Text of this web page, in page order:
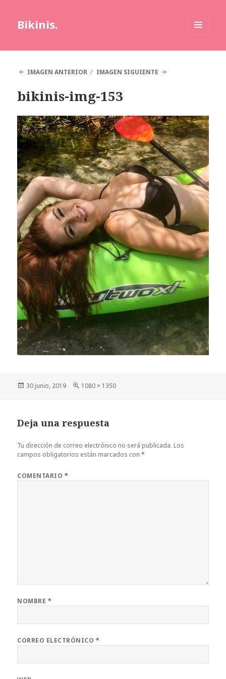
Bikinis.
IMAGEN ANTERIOR
IMAGEN SIGUIENTE
bikinis-img-153
Publicado
30 junio, 2019
Tamaño
1080 × 1350
Deja una respuesta
Tu dirección de correo electrónico no será publicada. Los
campos obligatorios están marcados con*
COMENTARIO *
NOMBRE *
CORREO ELECTRÓNICO *